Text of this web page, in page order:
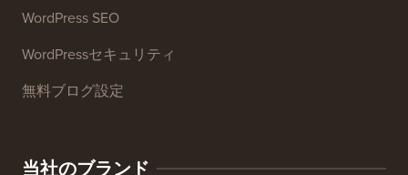
WordPressコース
WordPress 用語集
WordPress製品レビュー
WordPress SEO